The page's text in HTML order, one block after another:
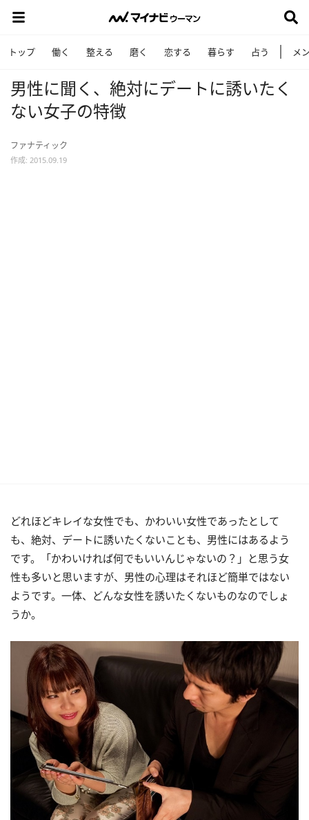
トップ 働く 整える 磨く 恋する 暮らす 占う メ
男性に聞く、絶対にデートに誘いたく
ない女子の特徴
ファナティック
作成: 2015.09.19
どれほどキレイな女性でも、かわいい女性であったとして
も、絶対、デートに誘いたくないことも、男性にはあるよう
です。「かわいければ何でもいいんじゃないの？」と思う女
性も多いと思いますが、男性の心理はそれほど簡単ではない
ようです。一体、どんな女性を誘いたくないものなのでしょ
うか。